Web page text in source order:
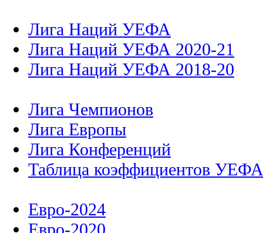
Лига Наций УЕФА
Лига Наций УЕФА 2020-21
Лига Наций УЕФА 2018-20
Лига Чемпионов
Лига Европы
Лига Конференций
Таблица коэффициентов УЕФА
Евро-2024